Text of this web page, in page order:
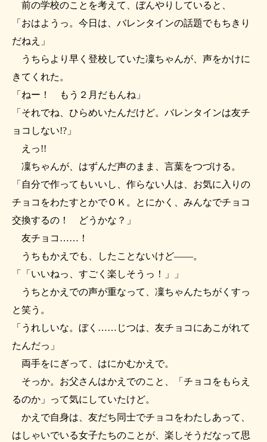
前の学校のことを考えて、ぼんやりしていると、
「おはようっ。今日は、バレンタインの話題でもちきり
だねえ」
うちらより早く登校していた凜ちゃんが、声をかけに
きてくれた。
「ねー！ もう２月だもんね」
「それでね、ひらめいたんだけど。バレンタインは友チ
ョコしない!?」
えっ!!
凜ちゃんが、はずんだ声のまま、言葉をつづける。
「自分で作ってもいいし、作らない人は、お気に入りの
チョコをわたすとかでＯＫ。とにかく、みんなでチョコ
交換するの！ どうかな？」
友チョコ……！
うちもかえでも、したことないけど――。
「「いいねっ、すごく楽しそうっ！」」
うちとかえでの声が重なって、凜ちゃんたちがくすっ
と笑う。
「うれしいな。ぼく……じつは、友チョコにあこがれて
たんだっ」
両手をにぎって、はにかむかえで。
そっか。お父さんはかえでのこと、「チョコをもらえ
るのか」って気にしていたけど。
かえで自身は、友だち同士でチョコをわたしあって、
はしゃいでいる女子たちのことが、楽しそうだなって思